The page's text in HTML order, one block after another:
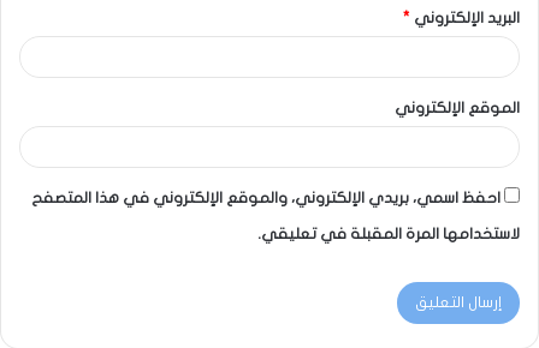
البريد الإلكتروني *
الموقع الإلكتروني
احفظ اسمي، بريدي الإلكتروني، والموقع الإلكتروني في هذا المتصفح
لاستخدامها المرة المقبلة في تعليقي.